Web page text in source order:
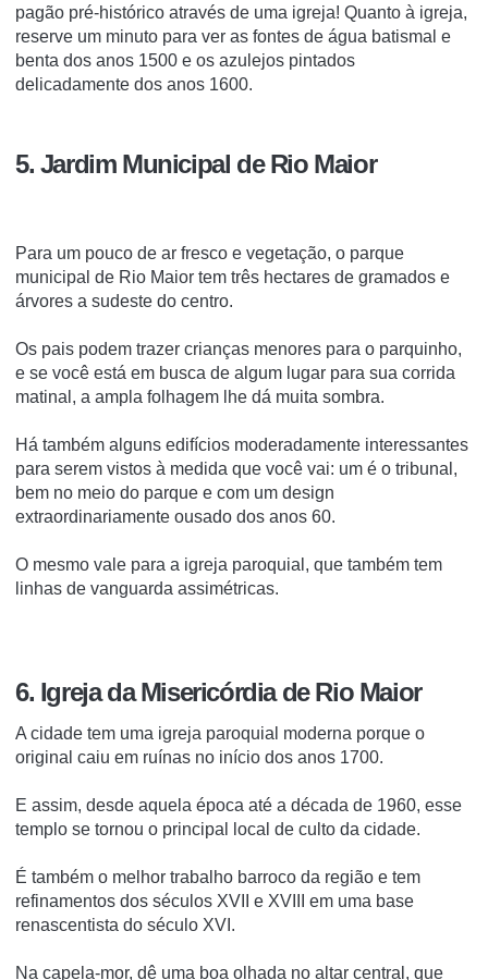
pagão pré-histórico através de uma igreja! Quanto à igreja,
reserve um minuto para ver as fontes de água batismal e
benta dos anos 1500 e os azulejos pintados
delicadamente dos anos 1600.
5. Jardim Municipal de Rio Maior
Para um pouco de ar fresco e vegetação, o parque
municipal de Rio Maior tem três hectares de gramados e
árvores a sudeste do centro.
Os pais podem trazer crianças menores para o parquinho,
e se você está em busca de algum lugar para sua corrida
matinal, a ampla folhagem lhe dá muita sombra.
Há também alguns edifícios moderadamente interessantes
para serem vistos à medida que você vai: um é o tribunal,
bem no meio do parque e com um design
extraordinariamente ousado dos anos 60.
O mesmo vale para a igreja paroquial, que também tem
linhas de vanguarda assimétricas.
6. Igreja da Misericórdia de Rio Maior
A cidade tem uma igreja paroquial moderna porque o
original caiu em ruínas no início dos anos 1700.
E assim, desde aquela época até a década de 1960, esse
templo se tornou o principal local de culto da cidade.
É também o melhor trabalho barroco da região e tem
refinamentos dos séculos XVII e XVIII em uma base
renascentista do século XVI.
Na capela-mor, dê uma boa olhada no altar central, que